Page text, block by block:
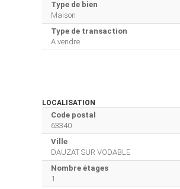
Type de bien
Maison
Type de transaction
A vendre
LOCALISATION
Code postal
63340
Ville
DAUZAT SUR VODABLE
Nombre étages
1